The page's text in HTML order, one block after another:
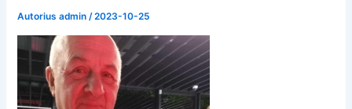
Autorius admin/2023-10-25